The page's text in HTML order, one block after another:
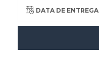
DATA DE ENTREGA